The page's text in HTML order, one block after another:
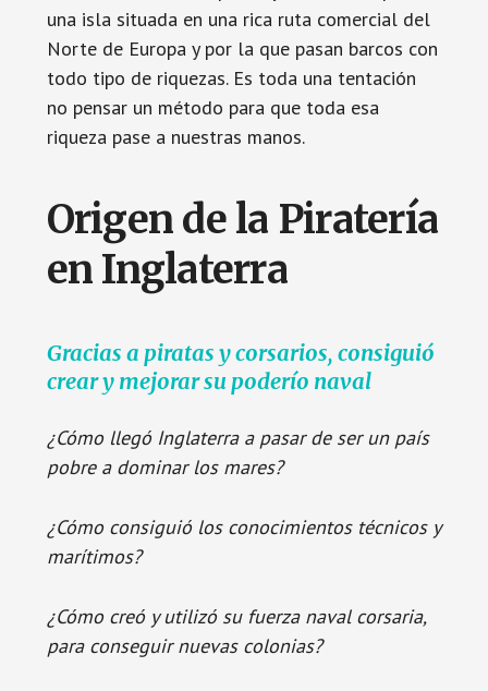
una isla situada en una rica ruta comercial del
Norte de Europa y por la que pasan barcos con
todo tipo de riquezas. Es toda una tentación
no pensar un método para que toda esa
riqueza pase a nuestras manos.
Origen de la Piratería
en Inglaterra
Gracias a piratas y corsarios, consiguió
crear y mejorar su poderío naval
¿Cómo llegó Inglaterra a pasar de ser un país
pobre a dominar los mares?
¿Cómo consiguió los conocimientos técnicos y
marítimos?
¿Cómo creó y utilizó su fuerza naval corsaria,
para conseguir nuevas colonias?